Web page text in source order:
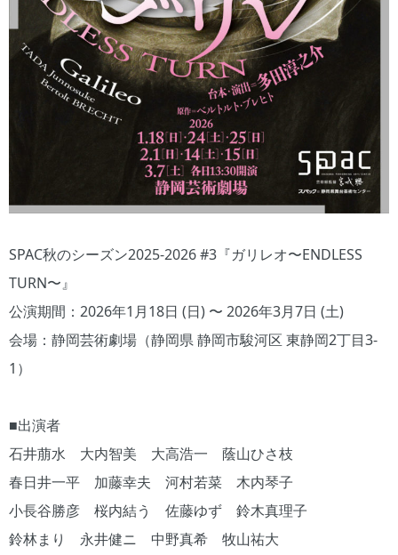
SPAC秋のシーズン2025-2026 #3『ガリレオ〜ENDLESS
TURN〜』
公演期間：2026年1月18日 (日) 〜 2026年3月7日 (土)
会場：静岡芸術劇場（静岡県 静岡市駿河区 東静岡2丁目3-
1）
■出演者
石井萠水 大内智美 大高浩一 蔭山ひさ枝
春日井一平 加藤幸夫 河村若菜 木内琴子
小長谷勝彦 桜内結う 佐藤ゆず 鈴木真理子
鈴林まり 永井健ニ 中野真希 牧山祐大